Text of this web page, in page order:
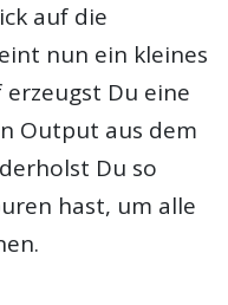
auf die
nun ein kleines
erzeugst Du eine
Output aus dem
Du so
hast, um alle